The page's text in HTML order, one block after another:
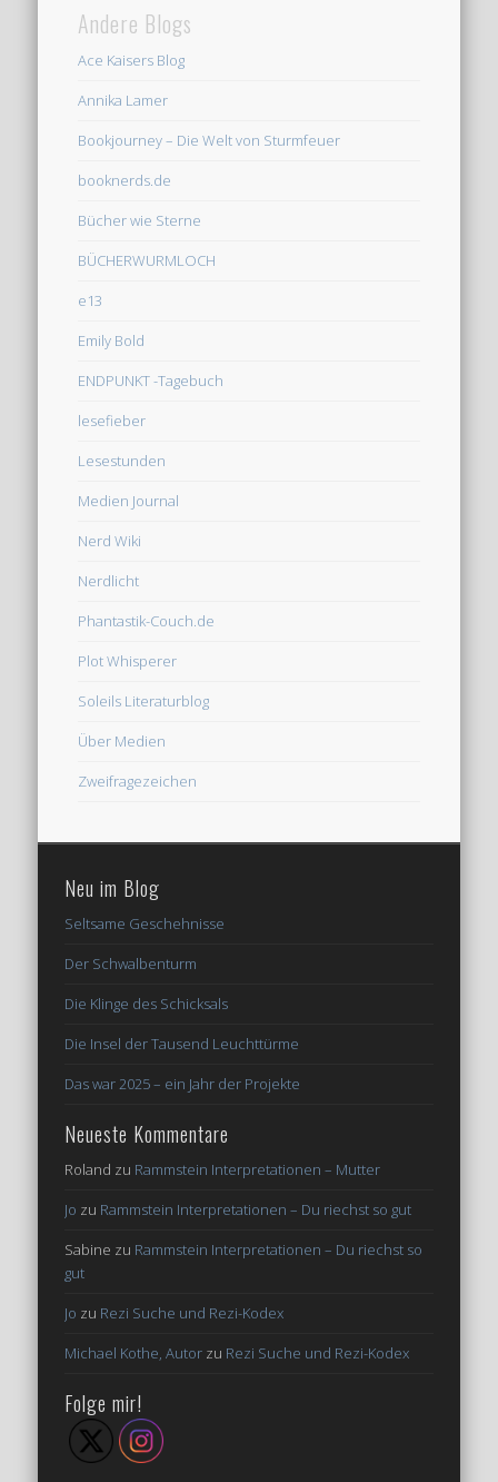
Andere Blogs
Ace Kaisers Blog
Annika Lamer
Bookjourney – Die Welt von Sturmfeuer
booknerds.de
Bücher wie Sterne
BÜCHERWURMLOCH
e13
Emily Bold
ENDPUNKT -Tagebuch
lesefieber
Lesestunden
Medien Journal
Nerd Wiki
Nerdlicht
Phantastik-Couch.de
Plot Whisperer
Soleils Literaturblog
Über Medien
Zweifragezeichen
Neu im Blog
Seltsame Geschehnisse
Der Schwalbenturm
Die Klinge des Schicksals
Die Insel der Tausend Leuchttürme
Das war 2025 – ein Jahr der Projekte
Neueste Kommentare
Roland zu Rammstein Interpretationen – Mutter
Jo zu Rammstein Interpretationen – Du riechst so gut
Sabine zu Rammstein Interpretationen – Du riechst so
gut
Jo zu Rezi Suche und Rezi-Kodex
Michael Kothe, Autor zu Rezi Suche und Rezi-Kodex
Folge mir!